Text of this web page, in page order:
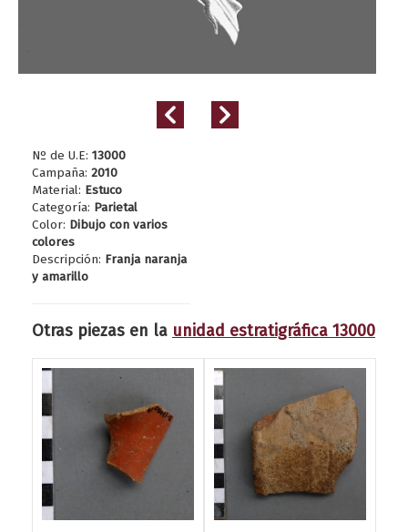
Nº de U.E: 13000
Campaña: 2010
Material: Estuco
Categoría: Parietal
Color: Dibujo con varios
colores
Descripción: Franja naranja
y amarillo
Otras piezas en la unidad estratigráfica 13000